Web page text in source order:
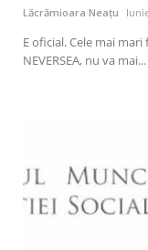
Lăcrămioara Neațu
E oficial. Cele mai
NEVERSEA, nu va mai...